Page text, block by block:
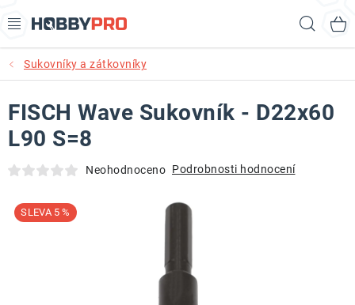
na
AKCE
PRODUKTY
PRODUKTY RECORD POWER
KURZY SOUSTRUŽENÍ DŘEVA
Sukovníky a zátkovníky
FISCH Wave Sukovník - D22x60
L90 S=8
Neohodnoceno Podrobnosti hodnocení
5 %